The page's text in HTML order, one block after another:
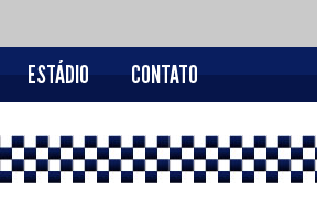
ESTÁDIO CONTATO